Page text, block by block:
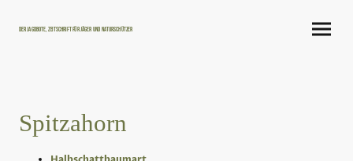
Der Jagdbote, Zeitschrift für Jäger und Naturschützer
Spitzahorn